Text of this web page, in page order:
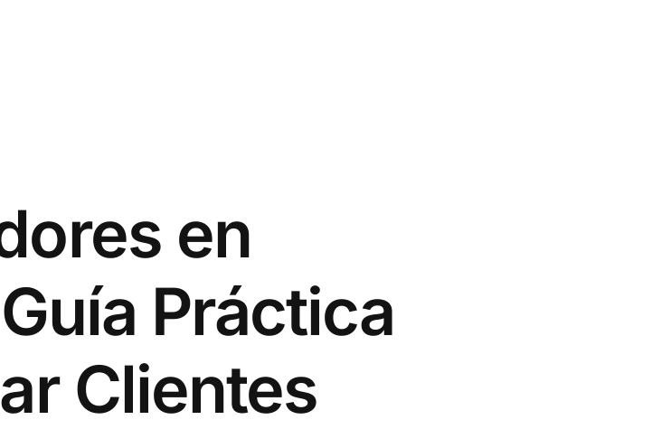
en
Práctica
Clientes